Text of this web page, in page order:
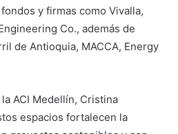
y firmas como Vivalla,
Co., además de
de Antioquia, MACCA, Energy
ACI Medellín, Cristina
espacios fortalecen la